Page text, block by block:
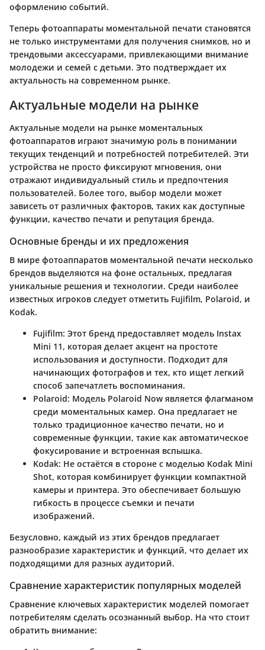
оформлению событий.
Теперь фотоаппараты моментальной печати становятся
не только инструментами для получения снимков, но и
трендовыми аксессуарами, привлекающими внимание
молодежи и семей с детьми. Это подтверждает их
актуальность на современном рынке.
Актуальные модели на рынке
Актуальные модели на рынке моментальных
фотоаппаратов играют значимую роль в понимании
текущих тенденций и потребностей потребителей. Эти
устройства не просто фиксируют мгновения, они
отражают индивидуальный стиль и предпочтения
пользователей. Более того, выбор модели может
зависеть от различных факторов, таких как доступные
функции, качество печати и репутация бренда.
Основные бренды и их предложения
В мире фотоаппаратов моментальной печати несколько
брендов выделяются на фоне остальных, предлагая
уникальные решения и технологии. Среди наиболее
известных игроков следует отметить Fujifilm, Polaroid, и
Kodak.
Fujifilm: Этот бренд предоставляет модель Instax
Mini 11, которая делает акцент на простоте
использования и доступности. Подходит для
начинающих фотографов и тех, кто ищет легкий
способ запечатлеть воспоминания.
Polaroid: Модель Polaroid Nowявляется флагманом
среди моментальных камер. Она предлагает не
только традиционное качество печати, но и
современные функции, такие как автоматическое
фокусирование и встроенная вспышка.
Kodak: Не остаётся в стороне с моделью Kodak Mini
Shot, которая комбинирует функции компактной
камеры и принтера. Это обеспечивает большую
гибкость в процессе съемки и печати
изображений.
Безусловно, каждый из этих брендов предлагает
разнообразие характеристик и функций, что делает их
подходящими для разных аудиторий.
Сравнение характеристик популярных моделей
Сравнение ключевых характеристик моделей помогает
потребителям сделать осознанный выбор. На что стоит
обратить внимание: